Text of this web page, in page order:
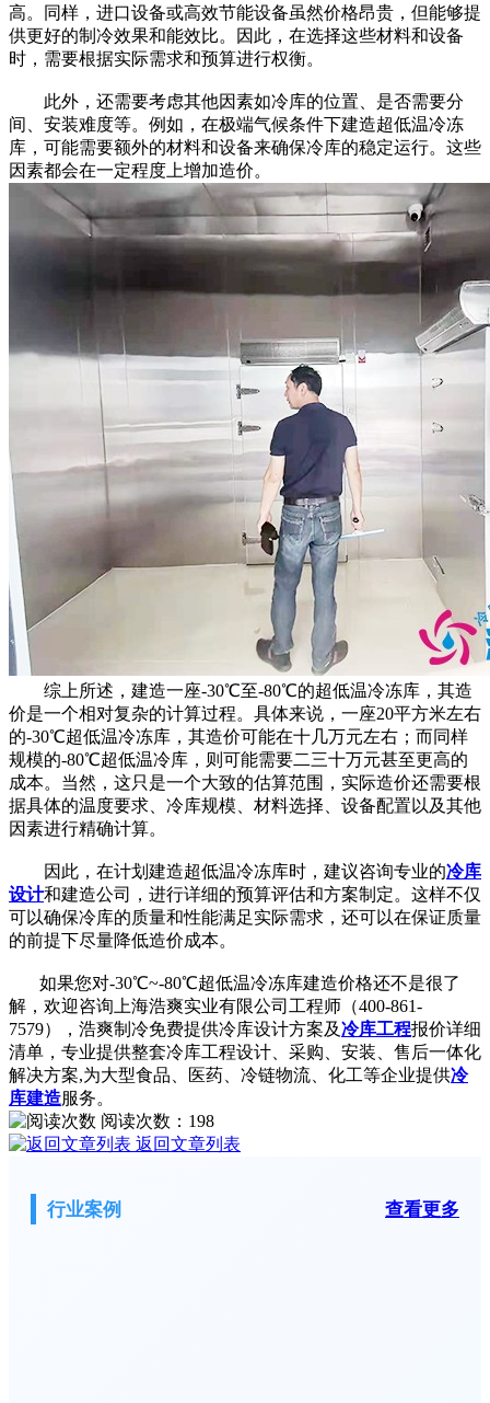
高。同样，进口设备或高效节能设备虽然价格昂贵，但能够提
供更好的制冷效果和能效比。因此，在选择这些材料和设备
时，需要根据实际需求和预算进行权衡。
此外，还需要考虑其他因素如冷库的位置、是否需要分
间、安装难度等。例如，在极端气候条件下建造超低温冷冻
库，可能需要额外的材料和设备来确保冷库的稳定运行。这些
因素都会在一定程度上增加造价。
综上所述，建造一座-30℃至-80℃的超低温冷冻库，其造
价是一个相对复杂的计算过程。具体来说，一座20平方米左右
的-30℃超低温冷冻库，其造价可能在十几万元左右；而同样
规模的-80℃超低温冷库，则可能需要二三十万元甚至更高的
成本。当然，这只是一个大致的估算范围，实际造价还需要根
据具体的温度要求、冷库规模、材料选择、设备配置以及其他
因素进行精确计算。
因此，在计划建造超低温冷冻库时，建议咨询专业的冷库
设计和建造公司，进行详细的预算评估和方案制定。这样不仅
可以确保冷库的质量和性能满足实际需求，还可以在保证质量
的前提下尽量降低造价成本。
如果您对-30℃~-80℃超低温冷冻库建造价格还不是很了
解，欢迎咨询上海浩爽实业有限公司工程师（400-861-
7579），浩爽制冷免费提供冷库设计方案及冷库工程报价详细
清单，专业提供整套冷库工程设计、采购、安装、售后一体化
解决方案,为大型食品、医药、冷链物流、化工等企业提供冷
库建造服务。
阅读次数： 198
返回文章列表
行业案例 查看更多